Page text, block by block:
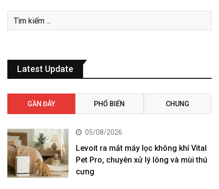
Latest Update
GẦN ĐÂY PHỔ BIẾN CHUNG
05/08/2026
Levoit ra mắt máy lọc không khí Vital
Pet Pro, chuyên xử lý lông và mùi thú
cưng